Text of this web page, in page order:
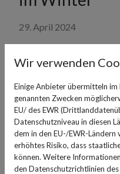
29. April 2024
drinnen in der warmen
jetzt gelüftet werden
ohne zu viel Wärme zu
Luft hineinzubekommen?
Denn das Raumklima ist
feuchte, verbrauchte
Wir verwenden
Einige Anbieter übermitteln im
genannten Zwecken
EU/ des EWR
Datenschutzniveau in diesen
dem in den EU-/EWR-Ländern
erhöhtes Risiko, dass
können. Weitere
den Datenschutzrichtlinien